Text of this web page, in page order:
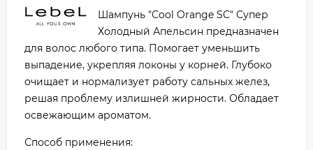
Шампунь "Cool Orange SC" Супер
Холодный Апельсин предназначен
для волос любого типа. Помогает уменьшить
выпадение, укрепляя локоны у корней. Глубоко
очищает и нормализует работу сальных желез,
решая проблему излишней жирности. Обладает
освежающим ароматом.
Способ применения: